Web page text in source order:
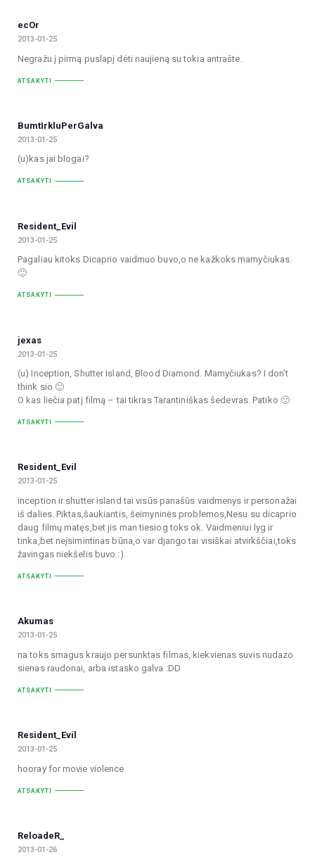
ecOr
2013-01-25
Negražu į pirmą puslapį dėti naujieną su tokia antrašte.
ATSAKYTI
BumtIrkluPerGalva
2013-01-25
(u)kas jai blogai?
ATSAKYTI
Resident_Evil
2013-01-25
Pagaliau kitoks Dicaprio vaidmuo buvo,o ne kažkoks mamyčiukas.
🙂
ATSAKYTI
jexas
2013-01-25
(u) Inception, Shutter Island, Blood Diamond. Mamyčiukas? I don’t
think sio 🙂
O kas liečia patį filmą – tai tikras Tarantiniškas šedevras. Patiko 🙂
ATSAKYTI
Resident_Evil
2013-01-25
inception ir shutter island tai visūs panašūs vaidmenys ir personažai
iš dalies. Piktas,šaukiantis, šeimyninės problemos,Nesu su dicaprio
daug filmų matęs,bet jis man tiesiog toks ok. Vaidmeniui lyg ir
tinka,bet neįsimintinas būna,o var django tai visiškai atvirkščiai,toks
žavingas niekšelis buvo :).
ATSAKYTI
Akumas
2013-01-25
na toks smagus kraujo persunktas filmas, kiekvienas suvis nudazo
sienas raudonai, arba istasko galva :DD
ATSAKYTI
Resident_Evil
2013-01-25
hooray for movie violence
ATSAKYTI
ReloadeR_
2013-01-26